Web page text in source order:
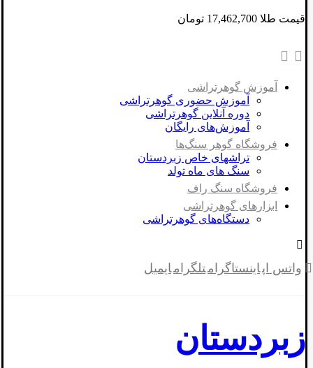
قیمت طلا 17,462,700 تومان
آموزش گوهرتراشی
آموزش حضوری گوهرتراشی
دوره آنلاین گوهرتراشی
آموزش‌های رایگان
فروشگاه گوهر سنگ‌ها
تراشهای خاص زبردستان
سنگ های ماه تولد
فروشگاه سنگ راف
ابزارهای گوهرتراشی
دستگاه‌های گوهرتراشی
واتس اپاینستاگرامتلگرامایمیل
زبردستان